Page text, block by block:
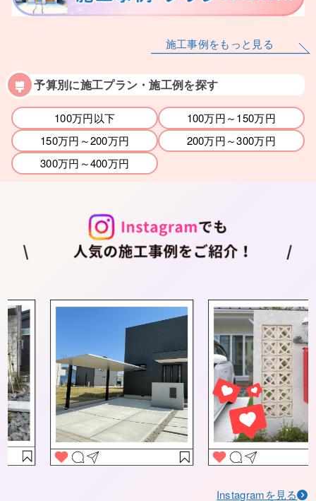
施工事例をもっと見る
予算別に施工プラン・施工例を探す
100万円以下
100万円～150万円
150万円～200万円
200万円～300万円
300万円～400万円
Instagramを見る